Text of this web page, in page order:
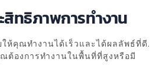
ทธิภาพการทำงาน
ห้คุณทำงานได้เร็วและได้ผลลัพธ์ที่ดี.
ต้องการทำงานในพื้นที่ที่สูงหรือมี